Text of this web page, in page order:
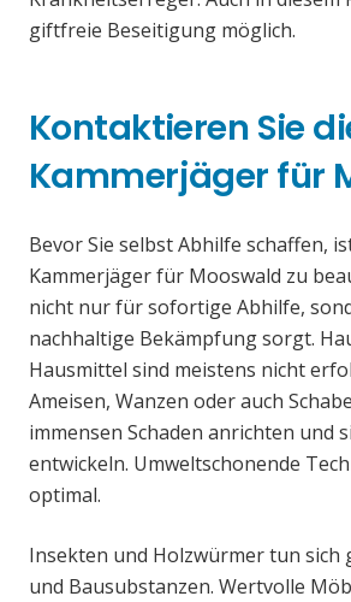
giftfreie Beseitigung möglich.
Kontaktieren Sie
Kammerjäger für
Bevor Sie selbst Abhilfe schaffen,
Kammerjäger für Mooswald zu
nicht nur für sofortige Abhilfe,
nachhaltige Bekämpfung sorgt.
Hausmittel sind meistens nicht
Ameisen, Wanzen oder auch
immensen Schaden anrichten und
entwickeln. Umweltschonende
optimal.
Insekten und Holzwürmer tun sich
und Bausubstanzen. Wertvolle